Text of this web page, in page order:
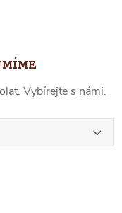
Vybírejte s námi.